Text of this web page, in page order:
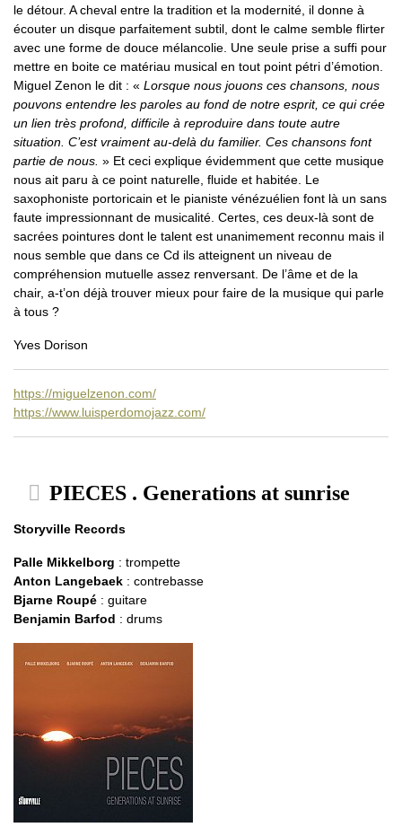
le détour. A cheval entre la tradition et la modernité, il donne à
écouter un disque parfaitement subtil, dont le calme semble flirter
avec une forme de douce mélancolie. Une seule prise a suffi pour
mettre en boite ce matériau musical en tout point pétri d’émotion.
Miguel Zenon le dit : « Lorsque nous jouons ces chansons, nous
pouvons entendre les paroles au fond de notre esprit, ce qui crée
un lien très profond, difficile à reproduire dans toute autre
situation. C’est vraiment au-delà du familier. Ces chansons font
partie de nous. » Et ceci explique évidemment que cette musique
nous ait paru à ce point naturelle, fluide et habitée. Le
saxophoniste portoricain et le pianiste vénézuélien font là un sans
faute impressionnant de musicalité. Certes, ces deux-là sont de
sacrées pointures dont le talent est unanimement reconnu mais il
nous semble que dans ce Cd ils atteignent un niveau de
compréhension mutuelle assez renversant. De l’âme et de la
chair, a-t’on déjà trouver mieux pour faire de la musique qui parle
à tous ?
Yves Dorison
https://miguelzenon.com/
https://www.luisperdomojazz.com/
PIECES . Generations at sunrise
Storyville Records
Palle Mikkelborg : trompette
Anton Langebaek : contrebasse
Bjarne Roupé : guitare
Benjamin Barfod : drums